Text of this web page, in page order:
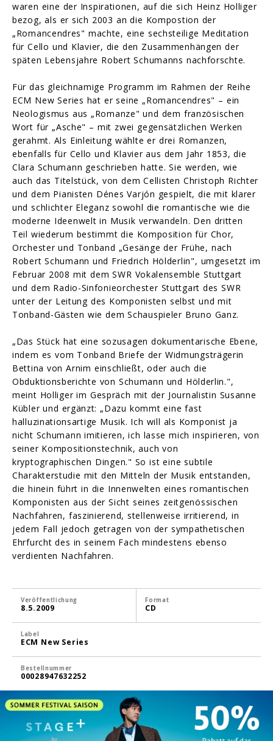
waren eine der Inspirationen, auf die sich Heinz Holliger
bezog, als er sich 2003 an die Kompostion der
„Romancendres" machte, eine sechsteilige Meditation
für Cello und Klavier, die den Zusammenhängen der
späten Lebensjahre Robert Schumanns nachforschte.
Für das gleichnamige Programm im Rahmen der Reihe
ECM New Series hat er seine „Romancendres" – ein
Neologismus aus „Romanze" und dem französischen
Wort für „Asche" – mit zwei gegensätzlichen Werken
gerahmt. Als Einleitung wählte er drei Romanzen,
ebenfalls für Cello und Klavier aus dem Jahr 1853, die
Clara Schumann geschrieben hatte. Sie werden, wie
auch das Titelstück, von dem Cellisten Christoph Richter
und dem Pianisten Dénes Varjón gespielt, die mit klarer
und schlichter Eleganz sowohl die romantische wie die
moderne Ideenwelt in Musik verwandeln. Den dritten
Teil wiederum bestimmt die Komposition für Chor,
Orchester und Tonband „Gesänge der Frühe, nach
Robert Schumann und Friedrich Hölderlin", umgesetzt im
Februar 2008 mit dem SWR Vokalensemble Stuttgart
und dem Radio-Sinfonieorchester Stuttgart des SWR
unter der Leitung des Komponisten selbst und mit
Tonband-Gästen wie dem Schauspieler Bruno Ganz.
„Das Stück hat eine sozusagen dokumentarische Ebene,
indem es vom Tonband Briefe der Widmungsträgerin
Bettina von Arnim einschließt, oder auch die
Obduktionsberichte von Schumann und Hölderlin.",
meint Holliger im Gespräch mit der Journalistin Susanne
Kübler und ergänzt: „Dazu kommt eine fast
halluzinationsartige Musik. Ich will als Komponist ja
nicht Schumann imitieren, ich lasse mich inspirieren, von
seiner Kompositionstechnik, auch von
kryptographischen Dingen." So ist eine subtile
Charakterstudie mit den Mitteln der Musik entstanden,
die hinein führt in die Innenwelten eines romantischen
Komponisten aus der Sicht seines zeitgenössischen
Nachfahren, faszinierend, stellenweise irritierend, in
jedem Fall jedoch getragen von der sympathetischen
Ehrfurcht des in seinem Fach mindestens ebenso
verdienten Nachfahren.
Veröffentlichung
8.5.2009
Format
CD
Label
ECM New Series
Bestellnummer
00028947632252